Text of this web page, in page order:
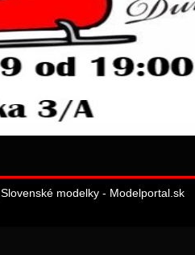
Slovenské modelky - Modelportal.sk